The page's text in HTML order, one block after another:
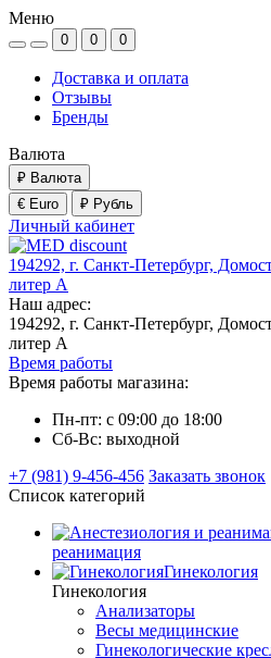
Меню
0 0 0
Доставка и оплата
Отзывы
Бренды
Валюта
₽ Валюта
€ Euro
₽ Рубль
Личный кабинет
194292, г. Санкт-Петербург,
литер А
Наш адрес:
194292, г. Санкт-Петербург,
литер А
Время работы
Время работы магазина:
Пн-пт: с 09:00 до 18:00
Сб-Вс: выходной
+7 (981) 9-456-456 Заказать звонок
Список категорий
реанимация
Гинекология
Гинекология
Анализаторы
Весы медицинские
Гинекологические